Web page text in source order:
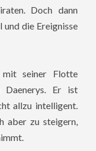
Doch dann
und die Ereignisse
seiner Flotte
Daenerys. Er ist
allzu intelligent.
aber zu steigern,